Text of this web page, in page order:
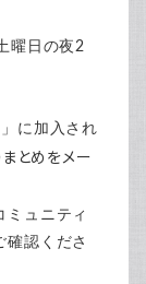
曜日の夜2
に加入され
とめをメー
ュニティ
確認くださ